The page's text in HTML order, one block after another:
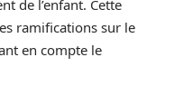
de l’enfant. Cette
ramifications sur le
en compte le